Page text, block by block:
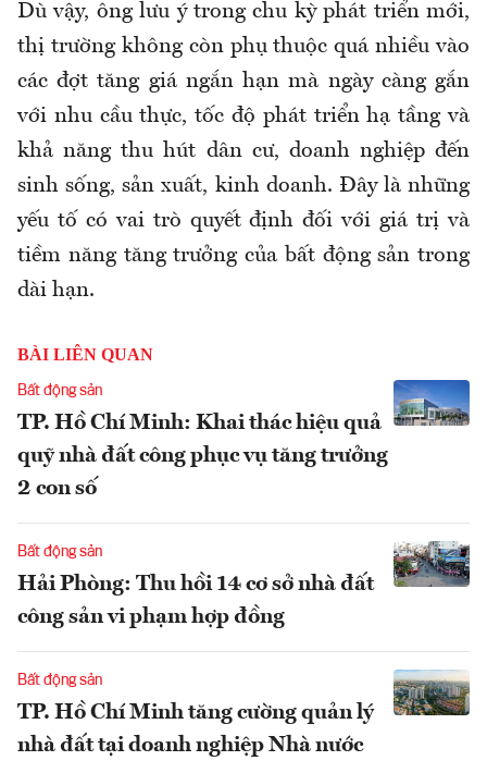
Dù vậy, ông lưu ý trong chu kỳ phát triển mới,
thị trường không còn phụ thuộc quá nhiều vào
các đợt tăng giá ngắn hạn mà ngày càng gắn
với nhu cầu thực, tốc độ phát triển hạ tầng và
khả năng thu hút dân cư, doanh nghiệp đến
sinh sống, sản xuất, kinh doanh. Đây là những
yếu tố có vai trò quyết định đối với giá trị và
tiềm năng tăng trưởng của bất động sản trong
dài hạn.
BÀI LIÊN QUAN
Bất động sản
TP. Hồ Chí Minh: Khai thác hiệu quả
quỹ nhà đất công phục vụ tăng trưởng
2 con số
Bất động sản
Hải Phòng: Thu hồi 14 cơ sở nhà đất
công sản vi phạm hợp đồng
Bất động sản
TP. Hồ Chí Minh tăng cường quản lý
nhà đất tại doanh nghiệp Nhà nước